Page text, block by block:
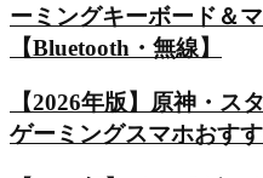
ーミングキーボード＆
【Bluetooth・無線】
【2026年版】原神・ス
ゲーミングスマホおす